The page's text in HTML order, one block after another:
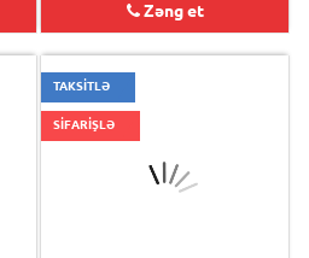
Zəng et
TAKSİTLƏ
SİFARİŞLƏ